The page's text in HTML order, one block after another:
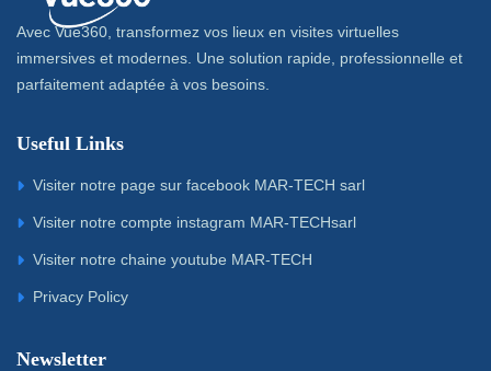
Avec Vue360, transformez vos lieux en visites virtuelles
immersives et modernes. Une solution rapide, professionnelle et
parfaitement adaptée à vos besoins.
Useful Links
Visiter notre page sur facebook MAR-TECH sarl
Visiter notre compte instagram MAR-TECHsarl
Visiter notre chaine youtube MAR-TECH
Privacy Policy
Newsletter